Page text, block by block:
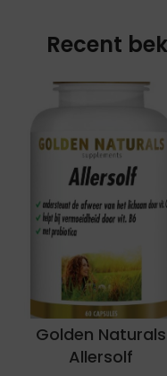
Recent
Golden Naturals
Allersolf